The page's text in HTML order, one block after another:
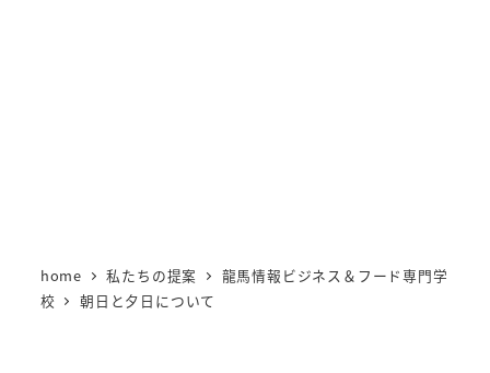
home 私たちの提案
龍馬情報ビジネス＆フード専門学
校
朝日と夕日について